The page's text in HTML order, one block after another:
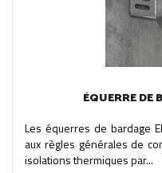
ÉQUERRE DE
Les équerres de bardage
aux règles générales de
isolations thermiques par...